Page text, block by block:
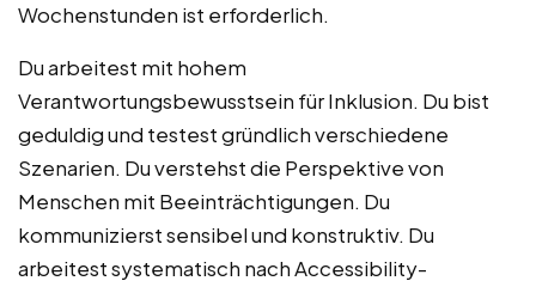
Wochenstunden ist erforderlich.
Du arbeitest mit hohem
Verantwortungsbewusstsein für Inklusion. Du bist
geduldig und testest gründlich verschiedene
Szenarien. Du verstehst die Perspektive von
Menschen mit Beeinträchtigungen. Du
kommunizierst sensibel und konstruktiv. Du
arbeitest systematisch nach Accessibility-